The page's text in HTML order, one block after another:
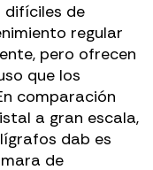
difíciles de
regular
pero ofrecen
que los
comparación
a gran escala,
dab es
de